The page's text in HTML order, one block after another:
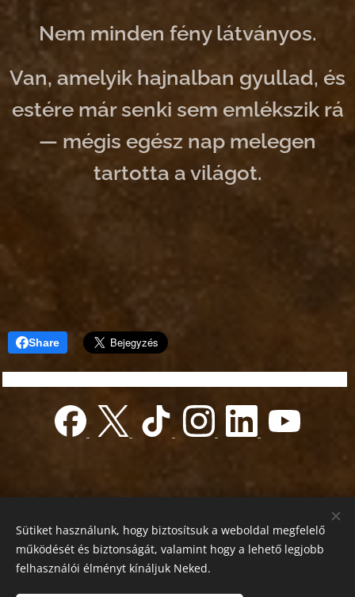
Nem minden fény látványos.
Van, amelyik hajnalban gyullad, és
estére már senki sem emlékszik rá
— mégis egész nap melegen
tartotta a világot.
Share
Sütiket használunk, hogy biztosítsuk a weboldal megfelelő
működését és biztonságát, valamint hogy a lehető legjobb
felhasználói élményt kínáljuk Neked.